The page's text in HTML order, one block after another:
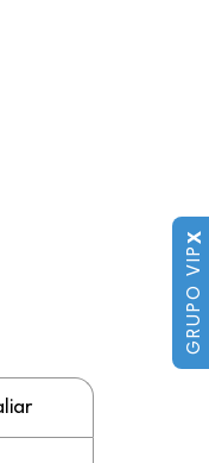
GRUPO VIP
X